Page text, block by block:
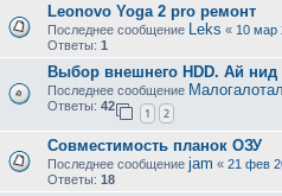
Leonovo Yoga 2 pro ремонт
Последнее сообщение Leks « 10 мар
Ответы: 1
Выбор внешнего HDD. Ай нид
Последнее сообщение
Ответы: 42
1 2
Совместимость планок ОЗУ
Последнее сообщение jam « 21 фев
Ответы: 18